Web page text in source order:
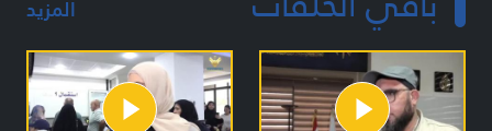
المزيد